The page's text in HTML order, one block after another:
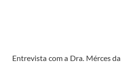
Entrevista com a Dra. Mérces